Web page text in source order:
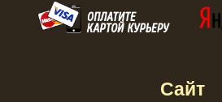
Сайт